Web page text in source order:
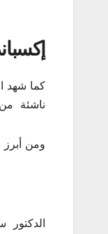
إكسباند نورث
ناشئة من 35 دولة
ومن أبرز
الدكتور